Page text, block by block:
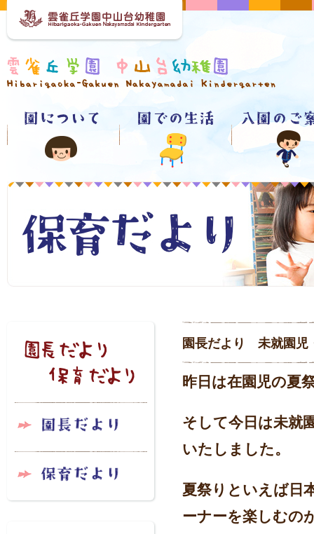
園長だより 未就園児
昨日は在園児の夏
そして今日は未就
いたしました。
夏祭りといえば日
ーナーを楽しむの